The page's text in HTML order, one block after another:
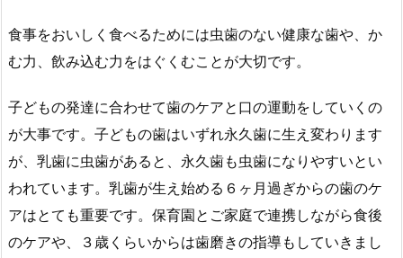
食事をおいしく食べるためには虫歯のない健康な歯や、か
む力、飲み込む力をはぐくむことが大切です。
子どもの発達に合わせて歯のケアと口の運動をしていくの
が大事です。子どもの歯はいずれ永久歯に生え変わります
が、乳歯に虫歯があると、永久歯も虫歯になりやすいとい
われています。乳歯が生え始める６ヶ月過ぎからの歯のケ
アはとても重要です。保育園とご家庭で連携しながら食後
のケアや、３歳くらいからは歯磨きの指導もしていきまし